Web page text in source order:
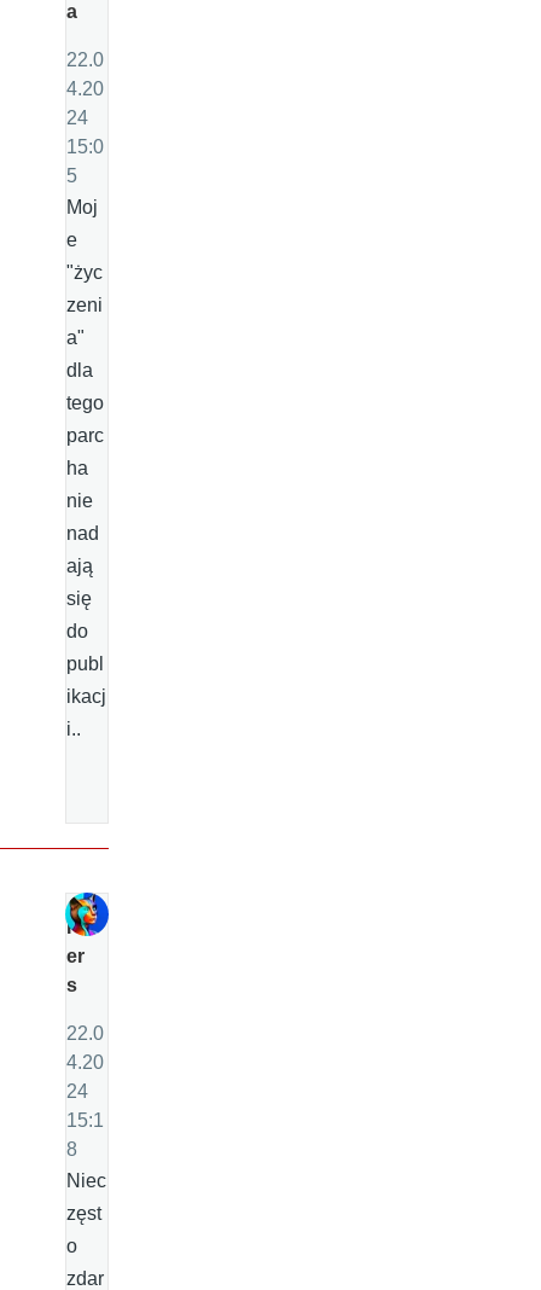
a
22.0
4.20
24
15:0
5
Moj
e
"życ
zeni
a"
dla
tego
parc
ha
nie
nad
ają
się
do
publ
ikacj
i..
P
er
s
22.0
4.20
24
15:1
8
Niec
zęst
o
zdar